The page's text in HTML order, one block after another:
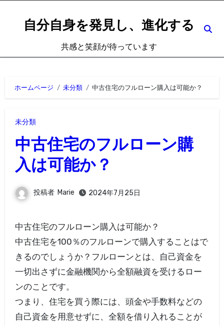
自分自身を発見し、進化する
共感と笑顔が待っています
ホームページ 未分類 中古住宅のフルローン購入は可能か？
未分類
中古住宅のフルローン購
入は可能か？
投稿者 Marie 2024年7月25日
中古住宅のフルローン購入は可能か？
中古住宅を100％のフルローンで購入することはで
きるのでしょうか？フルローンとは、自己資金を
一切出さずに金融機関から全額融資を受けるロー
ンのことです。
つまり、住宅を買う際には、頭金や手数料などの
自己資金を用意せずに、全額を借り入れることが